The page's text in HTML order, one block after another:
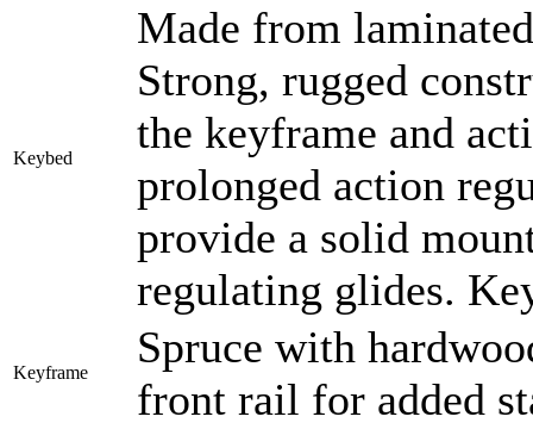
Keybed
Made from
Strong, rugged
the keyframe and
prolonged action
provide a solid
regulating glides.
Keyframe
Spruce with
front rail for added